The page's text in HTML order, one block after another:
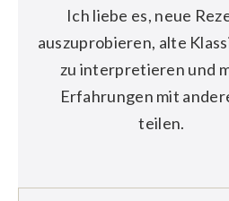
Ich liebe es, neue
auszuprobieren, alte
zu interpretieren und
Erfahrungen mit
teilen.